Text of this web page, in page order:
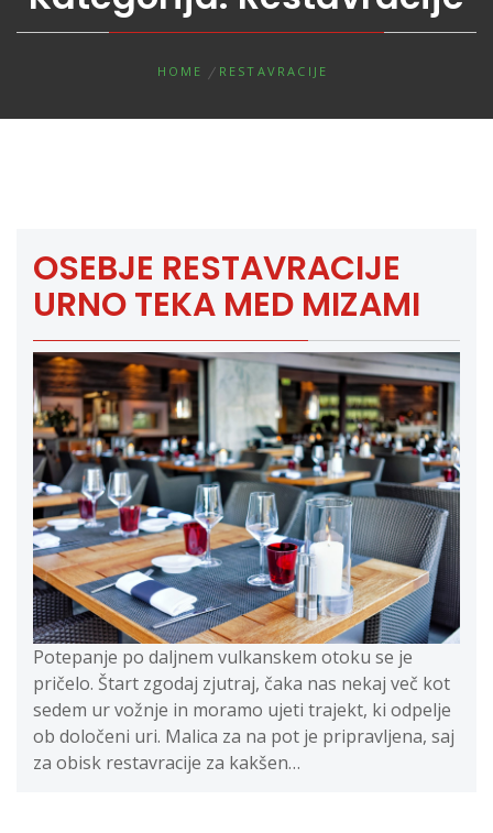
HOME RESTAVRACIJE
OSEBJE RESTAVRACIJE
URNO TEKA MED MIZAMI
Potepanje po daljnem vulkanskem otoku se je
pričelo. Štart zgodaj zjutraj, čaka nas nekaj več kot
sedem ur vožnje in moramo ujeti trajekt, ki odpelje
ob določeni uri. Malica za na pot je pripravljena, saj
za obisk restavracije za kakšen…